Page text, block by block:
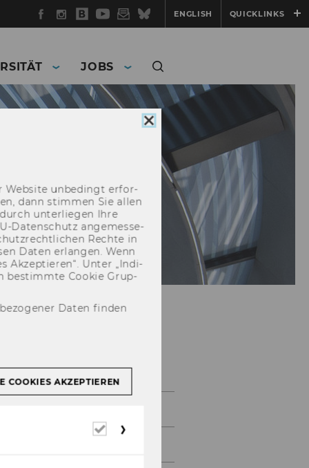
Facebook
Instagram
WU
Blog
YouTube
Newsletter
BlueskyENGLISH QUICKLINKS
JOBS
Cookie
schließen
Web­site un­be­dingt er­for­
dann stim­men Sie allen
un­ter­lie­gen Ihre
​Datenschutz an­ge­mes­se­
Rech­te in
Daten er­lan­gen. Wenn
Ak­zep­tie­ren“. Unter „In­di­
be­stimm­te Coo­kie Grup­
Daten finden
COOKIES AKZEPTIEREN
Erforderliche